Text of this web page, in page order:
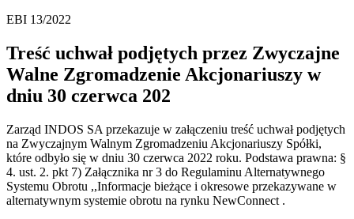
EBI 13/2022
Treść uchwał podjętych przez Zwyczajne
Walne Zgromadzenie Akcjonariuszy w
dniu 30 czerwca 202
Zarząd INDOS SA przekazuje w załączeniu treść uchwał podjętych
na Zwyczajnym Walnym Zgromadzeniu Akcjonariuszy Spółki,
które odbyło się w dniu 30 czerwca 2022 roku. Podstawa prawna: §
4. ust. 2. pkt 7) Załącznika nr 3 do Regulaminu Alternatywnego
Systemu Obrotu ,,Informacje bieżące i okresowe przekazywane w
alternatywnym systemie obrotu na rynku NewConnect .